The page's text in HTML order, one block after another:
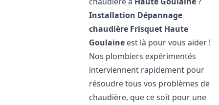
Installation Dépannage
chaudière Frisquet Haute
Goulaine est là pour vous aider !
Nos plombiers expérimentés
interviennent rapidement pour
résoudre tous vos problèmes de
chaudière, que ce soit pour une